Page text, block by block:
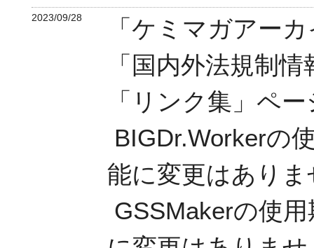
2023/09/28
「ケミマガアー
「国内外法規制
「リンク集」ペ
BIGDr.Workerの
能に変更はあり
GSSMakerの使